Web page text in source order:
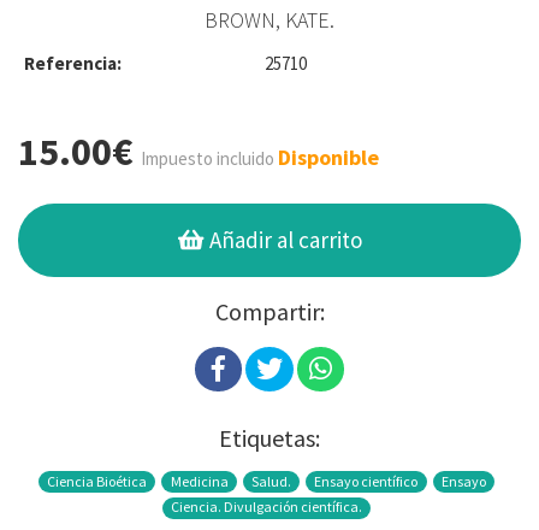
BROWN, KATE.
Referencia: 25710
15.00€ Impuesto incluido Disponible
Añadir al carrito
Compartir:
Etiquetas:
Ciencia Bioética Medicina Salud. Ensayo científico
Ensayo
Ciencia. Divulgación científica.